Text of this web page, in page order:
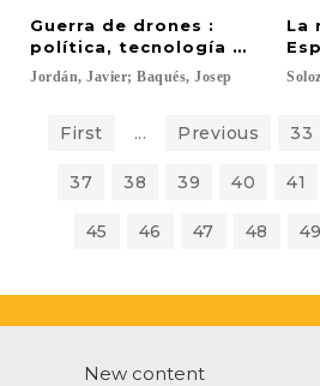
Guerra de drones :
política, tecnología y
Jordán, Javier; Baqués, Josep
La
First ... Previous 33
37 38 39 40 41
45 46 47 48 49
New content